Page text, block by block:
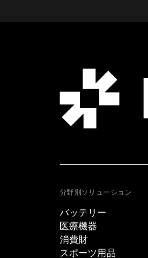
分野別ソリューション
バッテリー
医療機器
消費財
スポーツ用品